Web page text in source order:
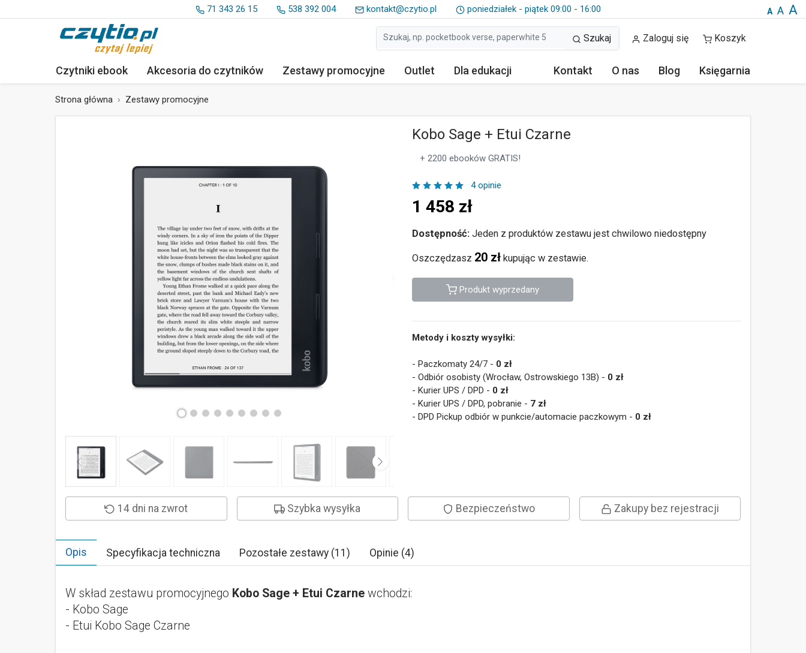
71 343 26 15 538 392 004 kontakt@czytio.pl poniedziałek - piątek 09:00 - 16:00 A A A
Szukaj Zaloguj się Koszyk
Czytniki ebook Akcesoria do czytników Zestawy promocyjne Outlet Dla edukacji Kontakt O nas Blog Księgarnia
Strona główna Zestawy promocyjne
Kobo Sage + Etui Czarne
+ 2200 ebooków GRATIS!
4 opinie
1 458 zł
Dostępność: Jeden z produktów zestawu jest chwilowo niedostępny
Oszczędzasz 20 zł kupując w zestawie.
Produkt wyprzedany
Metody i koszty wysyłki:
- Paczkomaty 24/7 - 0 zł
- Odbiór osobisty (Wrocław, Ostrowskiego 13B) - 0 zł
- Kurier UPS / DPD - 0 zł
- Kurier UPS / DPD, pobranie - 7 zł
- DPD Pickup odbiór w punkcie/automacie paczkowym - 0 zł
14 dni na zwrot Szybka wysyłka Bezpieczeństwo Zakupy bez rejestracji
Opis Specyfikacja techniczna Pozostałe zestawy (11) Opinie (4)
W skład zestawu promocyjnego Kobo Sage + Etui Czarne wchodzi:
- Kobo Sage
- Etui Kobo Sage Czarne